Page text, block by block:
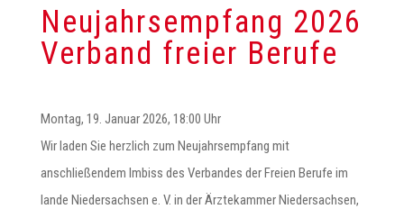
Neujahrsempfang 2026
Verband freier Berufe
Montag, 19. Januar 2026, 18:00 Uhr
Wir laden Sie herzlich zum Neujahrsempfang mit
anschließendem Imbiss des Verbandes der Freien Berufe im
lande Niedersachsen e. V. in der Ärztekammer Niedersachsen,